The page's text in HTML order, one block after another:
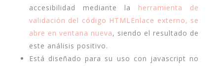
accesibilidad mediante la herramienta de
validación del código HTMLEnlace externo, se
abre en ventana nueva, siendo el resultado de
este análisis positivo.
Está diseñado para su uso con javascript no